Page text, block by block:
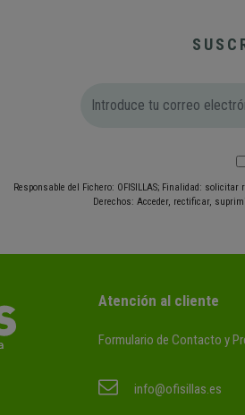
Responsable del Fichero: OFISILLAS; Finalidad:
Derechos: Acceder, rectificar,
Atención al cliente
Formulario de Contacto y
info@ofisillas.es